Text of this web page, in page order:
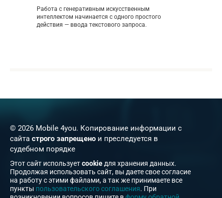
Работа с генеративным искусственным
интеллектом начинается с одного простого
действия — ввода текстового запроса.
© 2026 Mobile 4you. Копирование информации с
сайта строго запрещено и преследуется в
судебном порядке
Этот сайт используетcookie для хранения данных.
Продолжая использовать сайт, вы даете свое согласие
на работу с этими файлами, а так же принимаете все
пункты пользовательского соглашения. При